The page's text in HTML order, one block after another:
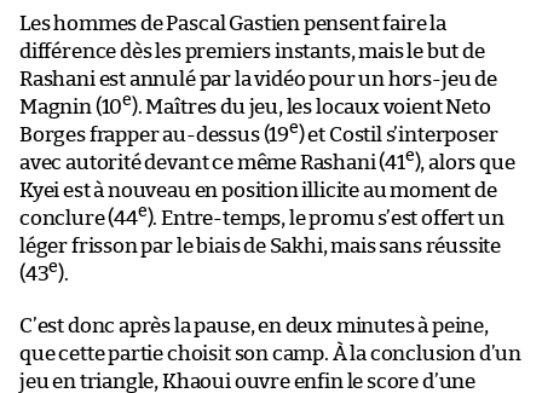
Les hommes de Pascal Gastien pensent faire la
différence dès les premiers instants, mais le but de
Rashani est annulé par la vidéo pour un hors-jeu de
Magnin (10e). Maîtres du jeu, les locaux voient Neto
Borges frapper au-dessus (19e) et Costil s’interposer
avec autorité devant ce même Rashani (41e), alors que
Kyei est à nouveau en position illicite au moment de
conclure (44e). Entre-temps, le promu s’est offert un
léger frisson par le biais de Sakhi, mais sans réussite
(43e).
C’est donc après la pause, en deux minutes à peine,
que cette partie choisit son camp. À la conclusion d’un
jeu en triangle, Khaoui ouvre enfin le score d’une